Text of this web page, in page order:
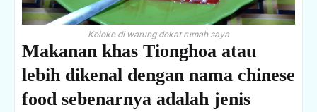
Koloke di warung dekat rumah saya
Makanan khas Tionghoa atau
lebih dikenal dengan nama chinese
food sebenarnya adalah jenis